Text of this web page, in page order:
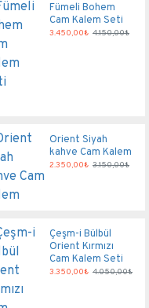
Fümeli Bohem
Cam Kalem Seti
3.450,00₺ 4.150,00₺
Orient Siyah
kahve Cam Kalem
2.350,00₺ 3.150,00₺
Çeşm-i Bülbül
Orient Kırmızı
Cam Kalem Seti
3.350,00₺ 4.050,00₺